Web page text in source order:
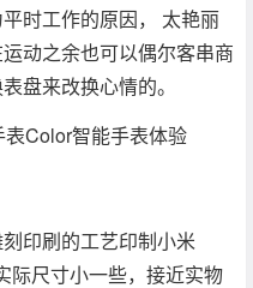
时工作的原因， 太艳丽
动之余也可以偶尔客串商
盘来改换心情的。
印刷的工艺印制小米
际尺寸小一些，接近实物